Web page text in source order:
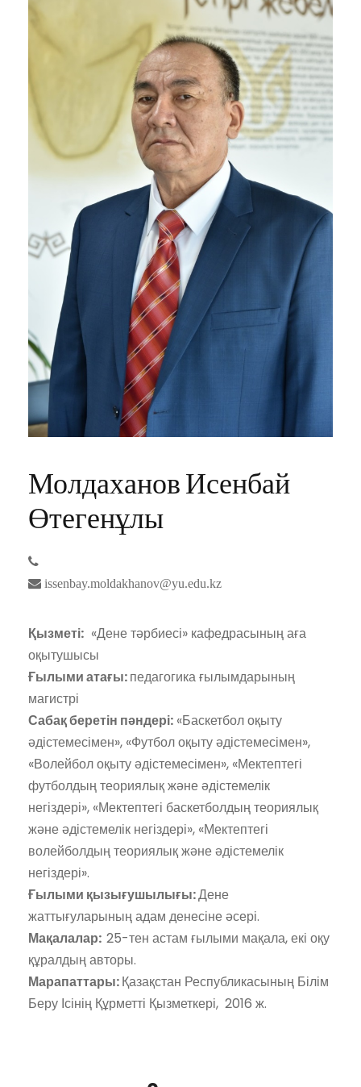
Молдаханов Исенбай
Өтегенұлы
issenbay.moldakhanov@yu.edu.kz
Қызметі: «Дене тәрбиесі» кафедрасының аға
оқытушысы
Ғылыми атағы:педагогика ғылымдарының
магистрі
Сабақ беретін пәндері: «Баскетбол оқыту
әдістемесімен», «Футбол оқыту әдістемесімен»,
«Волейбол оқыту әдістемесімен», «Мектептегі
футболдың теориялық және әдістемелік
негіздері», «Мектептегі баскетболдың теориялық
және әдістемелік негіздері», «Мектептегі
волейболдың теориялық және әдістемелік
негіздері».
Ғылыми қызығушылығы:Дене
жаттығуларының адам денесіне әсері.
Мақалалар: 25-тен астам ғылыми мақала, екі оқу
құралдың авторы.
Марапаттары:Қазақстан Республикасының Білім
Беру Ісінің Құрметті Қызметкері, 2016 ж.